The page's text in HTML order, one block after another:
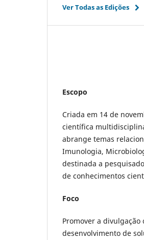
Ver Todas as Edições
Revista de
Escopo
Criada em 14 de
científica
abrange temas
Imunologia,
destinada a
de conhecimentos
Foco
Promover a
desenvolvimento de